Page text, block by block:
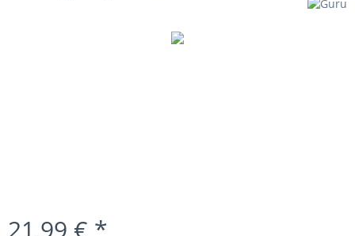
21,99 € *